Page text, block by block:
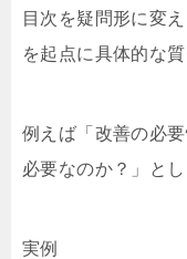
目次を疑問形に変
を起点に具体的な
例えば「改善の必
必要なのか？」とし
実例